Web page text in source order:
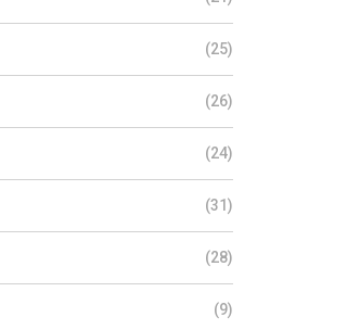
(25)
(26)
(24)
(31)
(28)
(9)